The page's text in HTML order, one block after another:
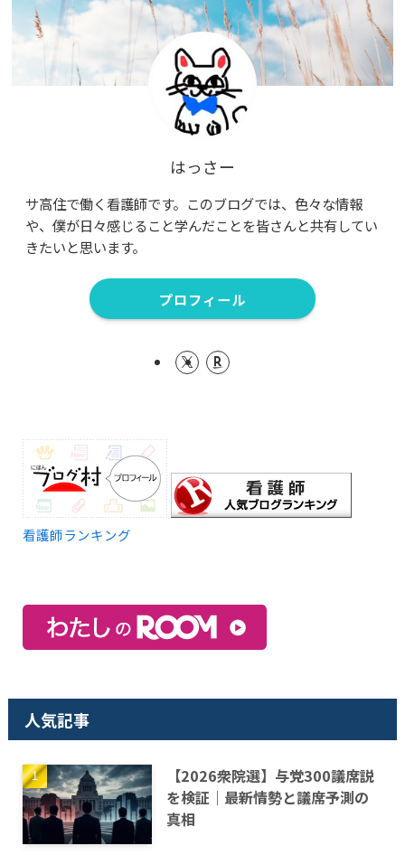
はっさー
サ高住で働く看護師です。このブログでは、色々な情報
や、僕が日々感じること学んだことを皆さんと共有してい
きたいと思います。
プロフィール
看護師ランキング
人気記事
【2026衆院選】与党300議席説
を検証｜最新情勢と議席予測の
真相